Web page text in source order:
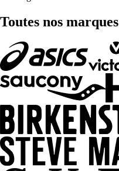
Toutes nos marques